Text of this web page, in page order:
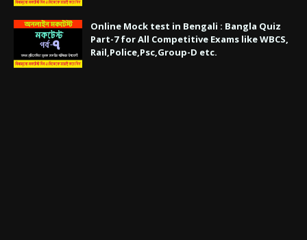
Online Mock test in Bengali : Bangla Quiz
Part-7 for All Competitive Exams like WBCS,
Rail,Police,Psc,Group-D etc.